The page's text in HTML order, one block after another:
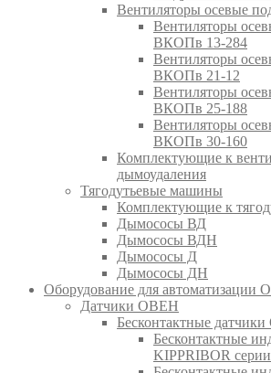
Вентиляторы осевые
Вентиляторы
ВКОПв 13-284
Вентиляторы
ВКОПв 21-12
Вентиляторы
ВКОПв 25-188
Вентиляторы
ВКОПв 30-160
Комплектующие к
дымоудаления
Тягодутьевые машины
Комплектующие к
Дымососы ВД
Дымососы ВДН
Дымососы Д
Дымососы ДН
Оборудование для автоматизации
Датчики ОВЕН
Бесконтактные
Бесконтактные
KIPPRIBOR